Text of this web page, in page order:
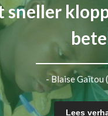
- Blaise Gaïtou
Lees